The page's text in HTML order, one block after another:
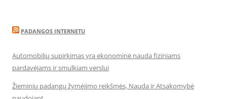
PADANGOS INTERNETU
Automobilių supirkimas yra ekonominė nauda fiziniams
pardavėjams ir smulkiam verslui
Žieminių padangų žymėjimo reikšmės, Nauda ir Atsakomybė